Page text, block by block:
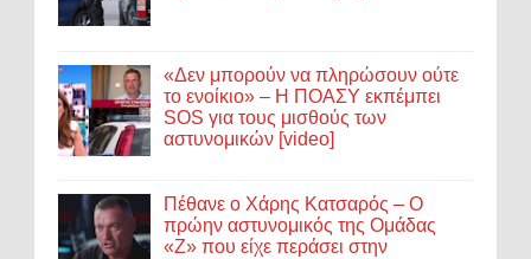
«Δεν μπορούν να πληρώσουν ούτε
το ενοίκιο» – Η ΠΟΑΣΥ εκπέμπει
SOS για τους μισθούς των
αστυνομικών [video]
Πέθανε ο Χάρης Κατσαρός – Ο
πρώην αστυνομικός της Ομάδας
«Ζ» που είχε περάσει στην